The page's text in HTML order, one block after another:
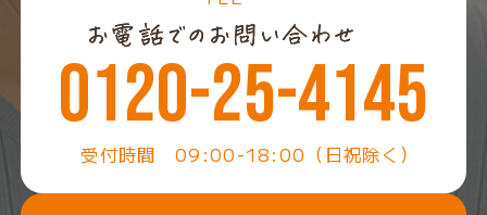
0120-25-4145
受付時間 09:00-18:00（日祝除く）